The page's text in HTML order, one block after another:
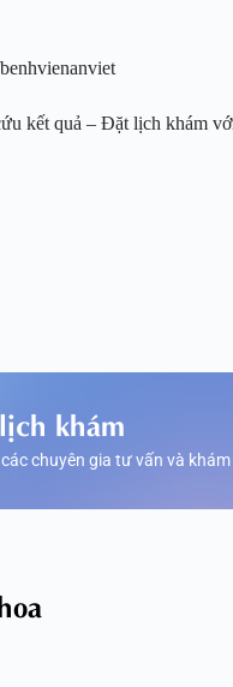
kết quả – Đặt lịch khám
khám
chuyên gia tư vấn và khám